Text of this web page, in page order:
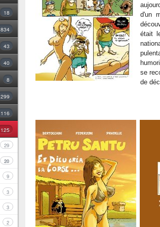
18
834
43
40
8
299
116
125
29
20
9
3
3
2
d'un
était
se
de